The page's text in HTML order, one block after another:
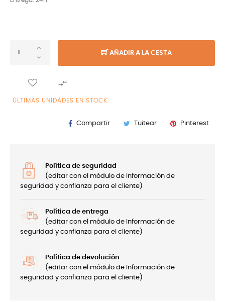
AÑADIR A LA CESTA

ÚLTIMAS UNIDADES EN STOCK
Compartir Tuitear Pinterest
Política de seguridad
(editar con el módulo de Información de
seguridad y confianza para el cliente)
Política de entrega
(editar con el módulo de Información de
seguridad y confianza para el cliente)
Política de devolución
(editar con el módulo de Información de
seguridad y confianza para el cliente)